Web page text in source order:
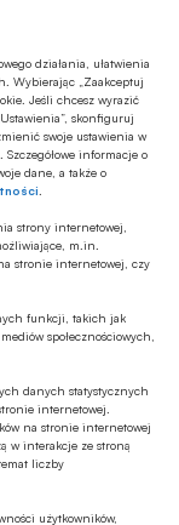
działania, ułatwienia
Wybierając „Zaakceptuj
Jeśli chcesz wyrazić
skonfiguruj
swoje ustawienia w
informacje o
dane, a także o
strony internetowej,
m.in.
stronie internetowej, czy
funkcji, takich jak
społecznościowych,
danych statystycznych
internetowej.
na stronie internetowej
w interakcje ze stroną
liczby
użytkowników,
sił
ćwierć mld dol.
z POLSTR